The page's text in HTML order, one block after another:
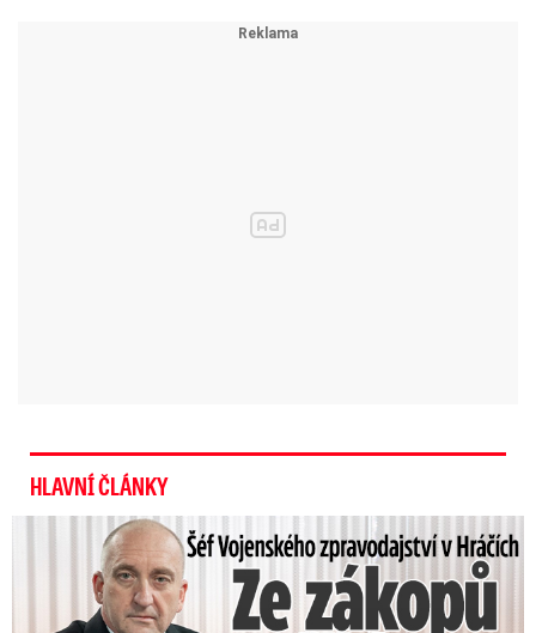
HLAVNÍ ČLÁNKY
Šéf Vojenského zpravodajství: Přijdou desetitisíce Ukrajinců